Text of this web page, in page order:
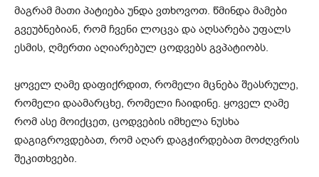
მაგრამ მათი პატიება უნდა ვთხოვოთ. წმინდა მამები
გვეუბნებიან, რომ ჩვენი ლოცვა და აღსარება უფალს
ესმის, ღმერთი აღიარებულ ცოდვებს გვპატიობს.
ყოველ ღამე დაფიქრდით, რომელი მცნება შეასრულე,
რომელი დაამარცხე, რომელი ჩაიდინე. ყოველ ღამე
რომ ასე მოიქცეთ, ცოდვების იმხელა ნუსხა
დაგიგროვდებათ, რომ აღარ დაგჭირდებათ მოძღვრის
შეკითხვები.